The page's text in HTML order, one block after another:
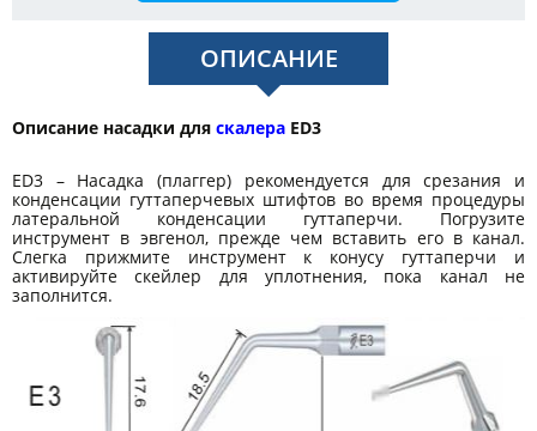
ОПИСАНИЕ
Описание насадки для скалера ED3
ED3 – Насадка (плаггер) рекомендуется для срезания и
конденсации гуттаперчевых штифтов во время процедуры
латеральной конденсации гуттаперчи. Погрузите
инструмент в эвгенол, прежде чем вставить его в канал.
Слегка прижмите инструмент к конусу гуттаперчи и
активируйте скейлер для уплотнения, пока канал не
заполнится.